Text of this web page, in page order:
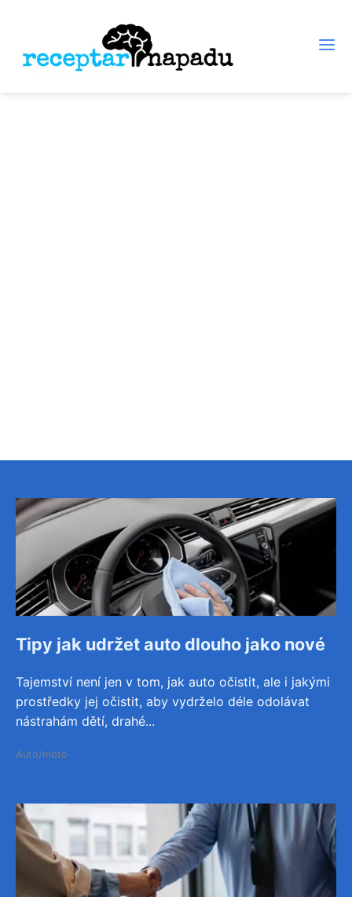
Tipy jak udržet auto dlouho jako nové
Tajemství není jen v tom, jak auto očistit, ale i jakými
prostředky jej očistit, aby vydrželo déle odolávat
nástrahám dětí, drahé...
Auto/moto